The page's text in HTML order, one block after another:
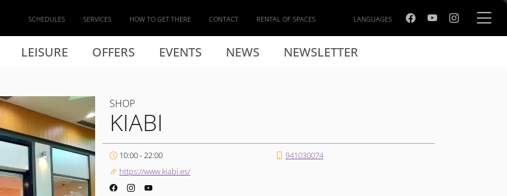
LEISURE OFFERS EVENTS NEWS NEWSLETTER
SCHEDULES SERVICES HOW TO GET THERE CONTACT RENTAL OF SPACES LANGUAGES
SHOP
KIABI
10:00 - 22:00
941030074
https://www.kiabi.es/